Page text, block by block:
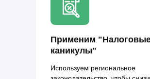
Применим
каникулы"
Используем региональное